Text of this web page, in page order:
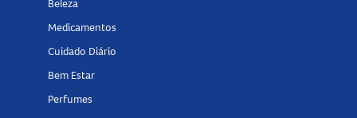
Beleza
Medicamentos
Cuidado Diário
Bem Estar
Perfumes